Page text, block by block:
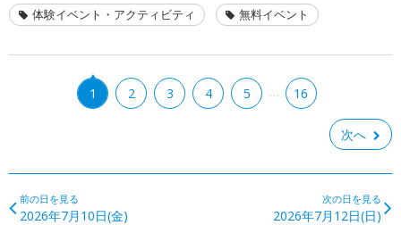
体験イベント・アクティビティ 無料イベント
1 2 3 4 5 … 16
次へ
前の日を見る
2026年7月10日(金)
次の日を見る
2026年7月12日(日)